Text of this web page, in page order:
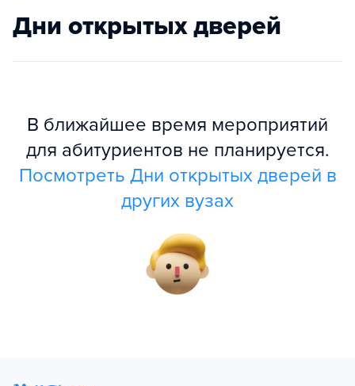
Дни открытых дверей
В ближайшее время мероприятий
для абитуриентов не планируется.
Посмотреть Дни открытых дверей в
других вузах